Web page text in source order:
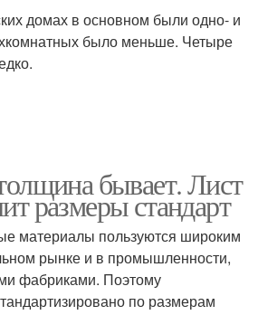
домах в основном были одно- и
было меньше. Четыре
бывает. Лист
размеры стандарт
материалы пользуются широким
рынке и в промышленности,
фабриками. Поэтому
по размерам